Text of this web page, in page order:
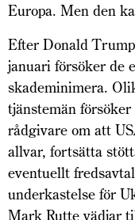
Europa. Men den
Efter Donald
januari försöker de
skademinimera.
tjänstemän
rådgivare om att
allvar, fortsätta
eventuellt
underkastelse för
Mark Rutte vädjar